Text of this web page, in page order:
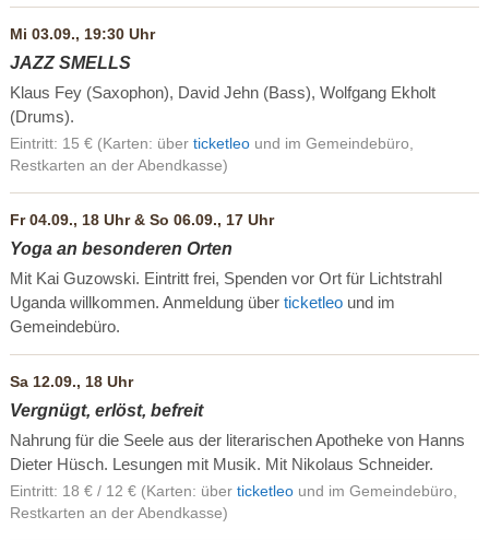
Mi 03.09., 19:30 Uhr
JAZZ SMELLS
Klaus Fey (Saxophon), David Jehn (Bass), Wolfgang Ekholt
(Drums).
Eintritt: 15 € (Karten: über ticketleo und im Gemeindebüro,
Restkarten an der Abendkasse)
Fr 04.09., 18 Uhr & So 06.09., 17 Uhr
Yoga an besonderen Orten
Mit Kai Guzowski. Eintritt frei, Spenden vor Ort für Lichtstrahl
Uganda willkommen. Anmeldung über ticketleound im
Gemeindebüro.
Sa 12.09., 18 Uhr
Vergnügt, erlöst, befreit
Nahrung für die Seele aus der literarischen Apotheke von Hanns
Dieter Hüsch. Lesungen mit Musik. Mit Nikolaus Schneider.
Eintritt: 18 € / 12 € (Karten: über ticketleound im Gemeindebüro,
Restkarten an der Abendkasse)